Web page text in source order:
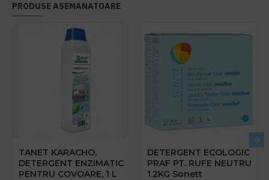
PRODUSE ASEMANATOARE
TANET KARACHO,
DETERGENT ENZIMATIC
PENTRU COVOARE, 1 L
DETERGENT ECOLOGIC
PRAF PT. RUFE NEUTRU
1.2KG Sonett